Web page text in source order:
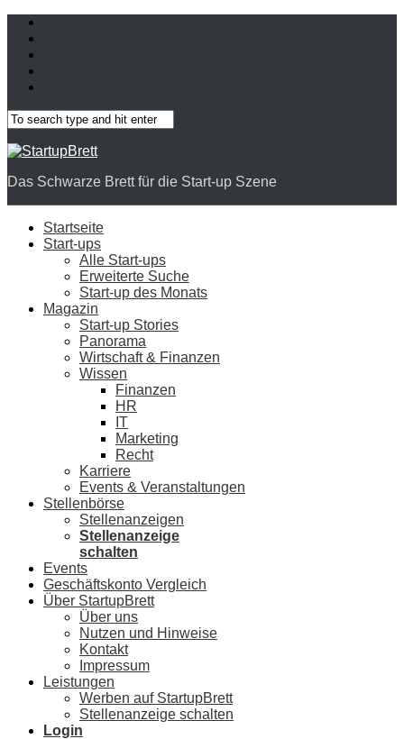
Das Schwarze Brett für die Start-up Szene
Startseite
Start-ups
Alle Start-ups
Erweiterte Suche
Start-up des Monats
Magazin
Start-up Stories
Panorama
Wirtschaft & Finanzen
Wissen
Finanzen
HR
IT
Marketing
Recht
Karriere
Events & Veranstaltungen
Stellenbörse
Stellenanzeigen
Stellenanzeige
schalten
Events
Geschäftskonto Vergleich
Über StartupBrett
Über uns
Nutzen und Hinweise
Kontakt
Impressum
Leistungen
Werben auf StartupBrett
Stellenanzeige schalten
Login